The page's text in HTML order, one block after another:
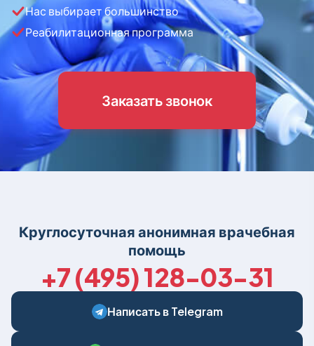
Нас выбирает большинство
Реабилитационная программа
Заказать звонок
Круглосуточная анонимная врачебная
помощь
+7 (495) 128-03-31
Написать в Telegram